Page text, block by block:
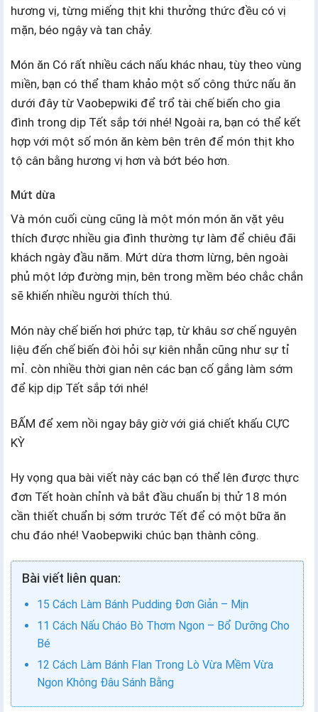
hương vị, từng miếng thịt khi thưởng thức đều có vị
mặn, béo ngậy và tan chảy.
Món ăn Có rất nhiều cách nấu khác nhau, tùy theo vùng
miền, bạn có thể tham khảo một số công thức nấu ăn
dưới đây từ Vaobepwiki để trổ tài chế biến cho gia
đình trong dịp Tết sắp tới nhé! Ngoài ra, bạn có thể kết
hợp với một số món ăn kèm bên trên để món thịt kho
tộ cân bằng hương vị hơn và bớt béo hơn.
Mứt dừa
Và món cuối cùng cũng là một món món ăn vặt yêu
thích được nhiều gia đình thường tự làm để chiêu đãi
khách ngày đầu năm. Mứt dừa thơm lừng, bên ngoài
phủ một lớp đường mịn, bên trong mềm béo chắc chắn
sẽ khiến nhiều người thích thú.
Món này chế biến hơi phức tạp, từ khâu sơ chế nguyên
liệu đến chế biến đòi hỏi sự kiên nhẫn cũng như sự tỉ
mỉ. còn nhiều thời gian nên các bạn cố gắng làm sớm
để kịp dịp Tết sắp tới nhé!
BẤM để xem nồi ngay bây giờ với giá chiết khấu CỰC
KỲ
Hy vọng qua bài viết này các bạn có thể lên được thực
đơn Tết hoàn chỉnh và bắt đầu chuẩn bị thử 18 món
cần thiết chuẩn bị sớm trước Tết để có một bữa ăn
chu đáo nhé! Vaobepwiki chúc bạn thành công.
Bài viết liên quan:
15 Cách Làm Bánh Pudding Đơn Giản – Mịn
11 Cách Nấu Cháo Bò Thơm Ngon – Bổ Dưỡng Cho
Bé
12 Cách Làm Bánh Flan Trong Lò Vừa Mềm Vừa
Ngon Không Đâu Sánh Bằng